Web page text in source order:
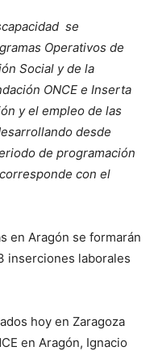
se
Operativos de
Social y de la
ONCE e Inserta
y el empleo de las
desde
de programación
con el
en Aragón se formarán
inserciones laborales
hoy en Zaragoza
en Aragón, Ignacio